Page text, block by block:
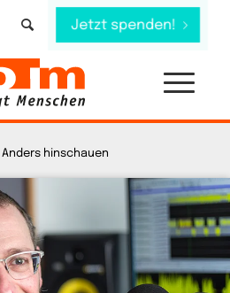
Jetzt spenden!
Anders hinschauen